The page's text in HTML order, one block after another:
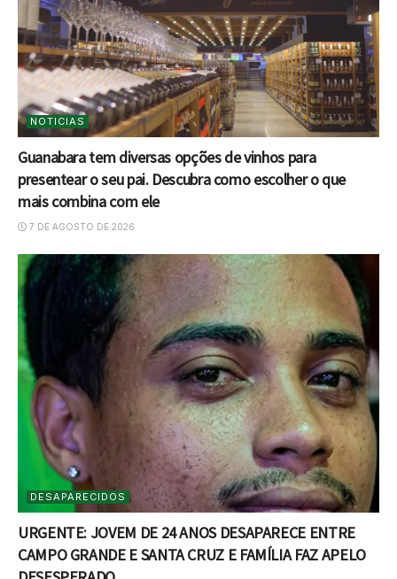
NOTICIAS
Guanabara tem diversas opções de vinhos para
presentear o seu pai. Descubra como escolher o que
mais combina com ele
7 DE AGOSTO DE 2026
DESAPARECIDOS
URGENTE: JOVEM DE 24 ANOS DESAPARECE ENTRE
CAMPO GRANDE E SANTA CRUZ E FAMÍLIA FAZ APELO